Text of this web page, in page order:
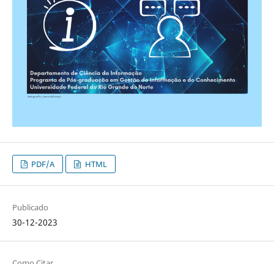
PDF/A HTML
Publicado
30-12-2023